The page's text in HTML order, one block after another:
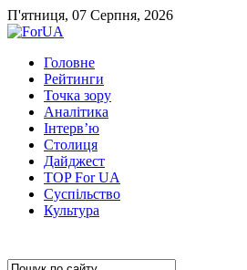
П'ятниця, 07 Серпня, 2026
Головне
Рейтинги
Точка зору
Аналітика
Інтерв’ю
Столиця
Дайджест
TOP For UA
Суспiльство
Культура